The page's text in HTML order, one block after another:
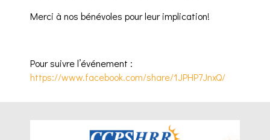
Merci à nos bénévoles pour leur implication!
Pour suivre l’événement :
https://www.facebook.com/share/1JPHP7JnxQ/